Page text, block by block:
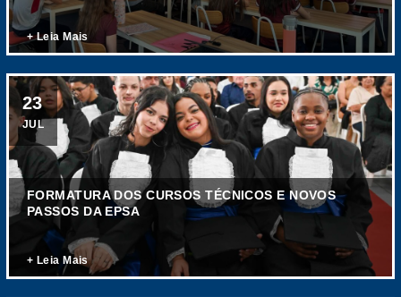
+ Leia Mais
23
JUL
FORMATURA DOS CURSOS TÉCNICOS E NOVOS
PASSOS DA EPSA
+ Leia Mais